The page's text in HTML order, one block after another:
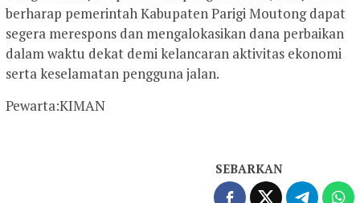
berharap pemerintah Kabupaten Parigi Moutong dapat
segera merespons dan mengalokasikan dana perbaikan
dalam waktu dekat demi kelancaran aktivitas ekonomi
serta keselamatan pengguna jalan.
Pewarta:KIMAN
SEBARKAN